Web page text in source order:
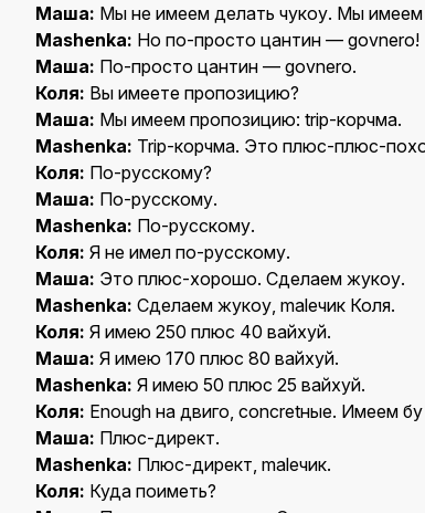
Маша: Мы не имеем делать чукоу. Мы
Mashenka: Но по-просто цантин — govnero!
Маша: По-просто цантин — govnero.
Коля: Вы имеете пропозицию?
Маша: Мы имеем пропозицию: trip-корчма.
Mashenka: Trip-корчма. Это плюс-плюс-
Коля: По-русскому?
Маша: По-русскому.
Mashenka: По-русскому.
Коля: Я не имел по-русскому.
Маша: Это плюс-хорошо. Сделаем жукоу.
Mashenka: Сделаем жукоу, maleчик Коля.
Коля: Я имею 250 плюс 40 вайхуй.
Маша: Я имею 170 плюс 80 вайхуй.
Mashenka: Я имею 50 плюс 25 вайхуй.
Коля: Enough на двиго, concretные. Имеем
Маша: Плюс-директ.
Mashenka: Плюс-директ, maleчик.
Коля: Куда поиметь?